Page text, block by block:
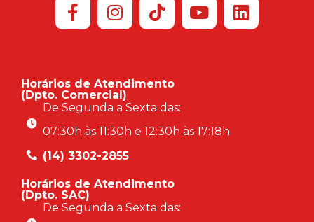
Horários de Atendimento
(Dpto. Comercial)
De Segunda a Sexta das:
07:30h às 11:30h e 12:30h às 17:18h
(14) 3302-2855
Horários de Atendimento
(Dpto. SAC)
De Segunda a Sexta das: